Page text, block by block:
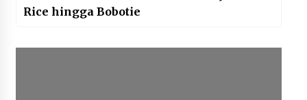
Rice hingga Bobotie